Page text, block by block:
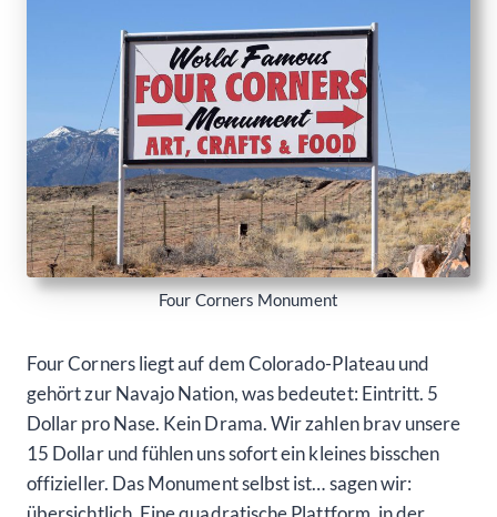
Four Corners Monument
Four Corners liegt auf dem Colorado-Plateau und
gehört zur Navajo Nation, was bedeutet: Eintritt. 5
Dollar pro Nase. Kein Drama. Wir zahlen brav unsere
15 Dollar und fühlen uns sofort ein kleines bisschen
offizieller. Das Monument selbst ist… sagen wir: